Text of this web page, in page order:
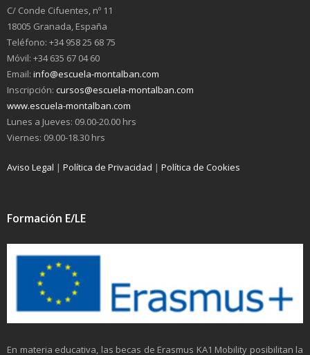
C/ Conde Cifuentes, nº 11
18005 Granada, España
Teléfono: +34 958 25 68 75
Móvil: +34 635 67 04 60
Email: info@escuela-montalban.com
Inscripción: cursos@escuela-montalban.com
www.escuela-montalban.com
Lunes a Jueves: 09.00-20.00 hrs
Viernes: 09.00-18.30 hrs
Aviso Legal | Política de Privacidad | Política de Cookies
Formación E/LE
En materia educativa, las becas de Erasmus KA1 Mobility posibilitan la